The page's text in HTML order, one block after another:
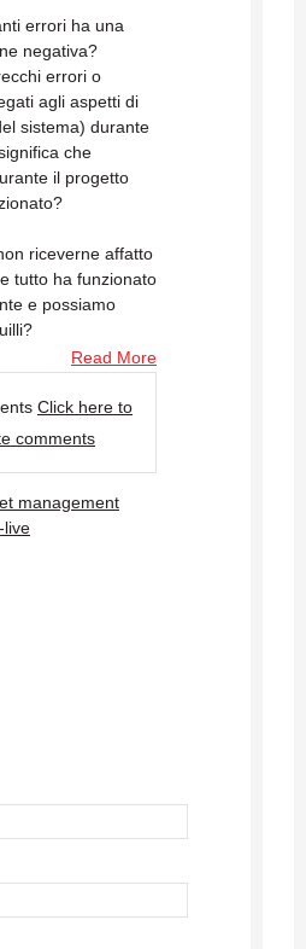
errori ha una
negativa?
errori o
agli aspetti di
sistema) durante
che
il progetto
riceverne affatto
tutto ha funzionato
e possiamo
Read More
Click here to
comments
management
live